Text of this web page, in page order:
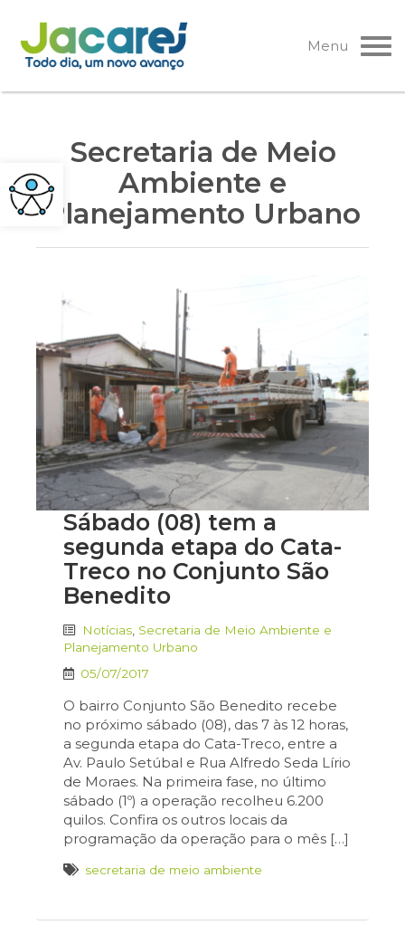
Pular
para
o
Menu
Secretaria de Meio
Ambiente e
Planejamento Urbano
Sábado (08) tem a
segunda etapa do Cata-
Treco no Conjunto São
Benedito
Notícias Secretaria de Meio Ambiente e
Planejamento Urbano
05/07/2017
O bairro Conjunto São Benedito recebe
no próximo sábado (08), das 7 às 12 horas,
a segunda etapa do Cata-Treco, entre a
Av. Paulo Setúbal e Rua Alfredo Seda Lírio
de Moraes. Na primeira fase, no último
sábado (1º) a operação recolheu 6.200
quilos. Confira os outros locais da
programação da operação para o mês […]
secretaria de meio ambiente